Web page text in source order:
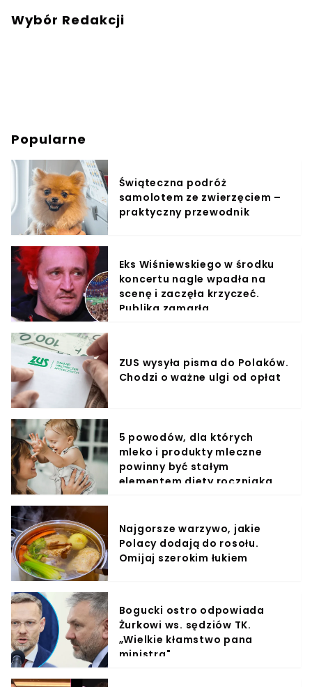
Wybór Redakcji
Popularne
Świąteczna podróż
samolotem ze zwierzęciem –
praktyczny przewodnik
Eks Wiśniewskiego w środku
koncertu nagle wpadła na
scenę i zaczęła krzyczeć.
Publika zamarła
ZUS wysyła pisma do Polaków.
Chodzi o ważne ulgi od opłat
5 powodów, dla których
mleko i produkty mleczne
powinny być stałym
elementem diety roczniaka
Najgorsze warzywo, jakie
Polacy dodają do rosołu.
Omijaj szerokim łukiem
Bogucki ostro odpowiada
Żurkowi ws. sędziów TK.
„Wielkie kłamstwo pana
ministra"